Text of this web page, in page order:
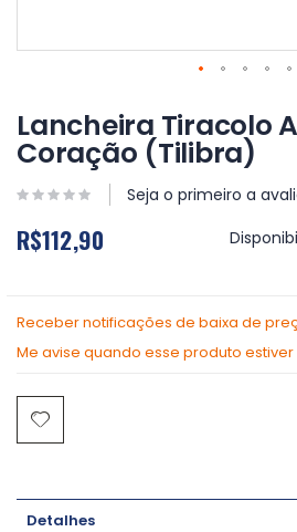
para
o
início
Galeria
imagens
Lancheira Tiracolo
Coração (Tilibra)
Seja o primeiro a
R$112,90
Receber notificações de baixa de
Me avise quando esse produto
Detalhes